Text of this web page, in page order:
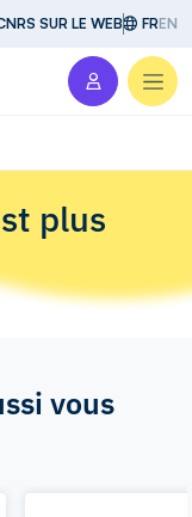
SUR LE WEB FREN
plus
vous